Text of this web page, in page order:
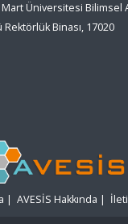
Üniversitesi Bilimsel
Binası, 17020
| AVESİS Hakkında |